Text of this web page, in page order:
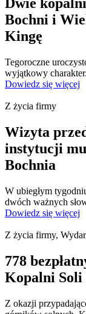
Dwie
Bochni i
Kingę
Tegoroczne
wyjątkowy
Dowiedz się więcej
Z życia firmy
Wizyta
instytucji
Bochnia
W ubiegłym
dwóch ważnych
Dowiedz się więcej
Z życia firmy,
778
Kopalni Soli
Z okazji